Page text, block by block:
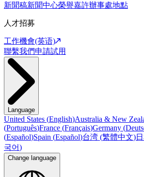
新聞稿新聞中心榮譽嘉許辦事處地點
人才招募
工作機會(英语)
聯繫我們申請試用
Language
United States (English)Australia & New
(Português)France (Français)Germany (
(Español)Spain (Español)台湾 (繁體中文)
국어)
Change language